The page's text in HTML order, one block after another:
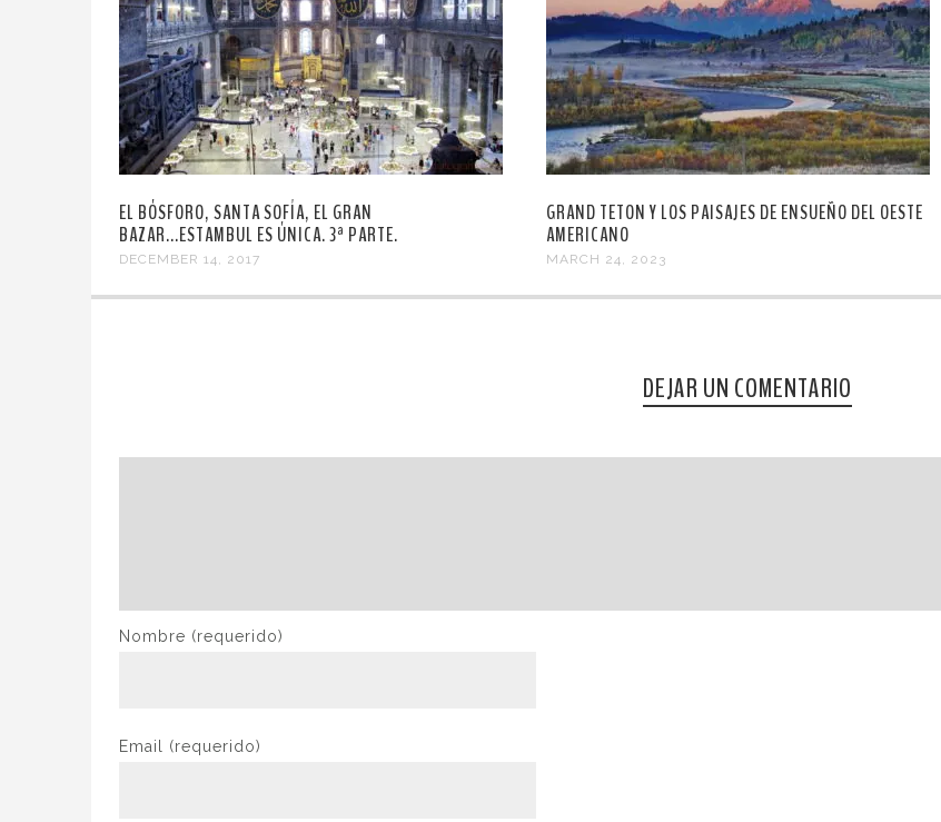
EL BÓSFORO, SANTA SOFÍA, EL GRAN
BAZAR...ESTAMBUL ES ÚNICA. 3ª PARTE.
DECEMBER 14, 2017
GRAND TETON Y LOS PAISAJES DE ENSUEÑO DEL OESTE
AMERICANO
MARCH 24, 2023
DEJAR UN COMENTARIO
Nombre (requerido)
Email (requerido)